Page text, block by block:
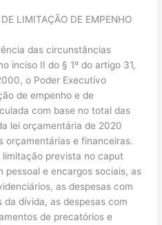
LIMITAÇÃO DE EMPENHO
das circunstâncias
inciso II do § 1º do artigo 31,
o Poder Executivo
de empenho e de
com base no total das
lei orçamentária de 2020
orçamentárias e financeiras.
limitação prevista no caput
pessoal e encargos sociais, as
as despesas com
dívida, as despesas com
de precatórios e